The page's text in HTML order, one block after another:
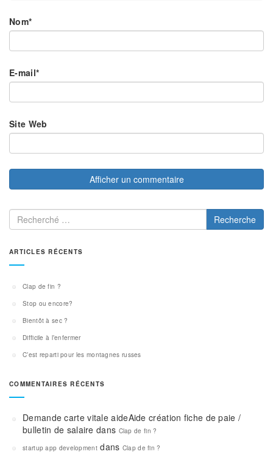
Nom*
E-mail*
Site Web
Recherche
ARTICLES RÉCENTS
Clap de fin ?
Stop ou encore?
Bientôt à sec ?
Difficile à l’enfermer
C’est reparti pour les montagnes russes
COMMENTAIRES RÉCENTS
Demande carte vitale aideAide création fiche de paie /
bulletin de salaire dans Clap de fin ?
startup app developmentdans Clap de fin ?